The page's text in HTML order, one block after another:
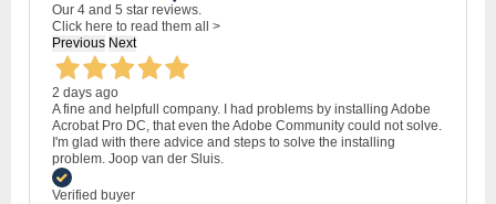
Our 4 and 5 star reviews.
Click here to read them all >
Previous Next
2 days ago
A fine and helpfull company. I had problems by installing Adobe
Acrobat Pro DC, that even the Adobe Community could not solve.
I'm glad with there advice and steps to solve the installing
problem. Joop van der Sluis.
Verified buyer